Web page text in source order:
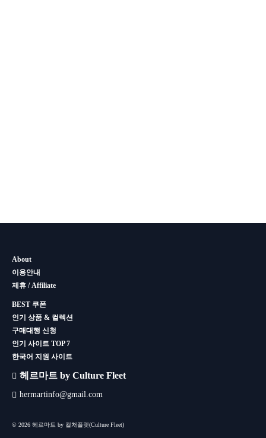
About
이용안내
제휴 / Affiliate
BEST 쿠폰
인기 상품 & 컬렉션
구매대행 신청
인기 사이트 TOP 7
한국어 지원 사이트
헤르마트 by Culture Fleet
hermartinfo@gmail.com
© 2026 헤르마트 by 컬처플릿(Culture Fleet)